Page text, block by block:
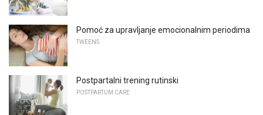
Pomoć za upravljanje emocionalnim periodima
TWEENS
Postpartalni trening rutinski
POSTPARTUM CARE